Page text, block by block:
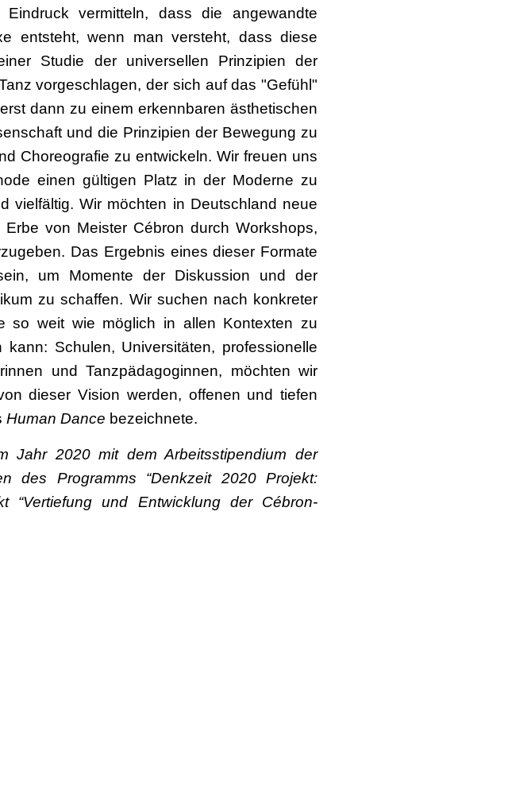
vermitteln, dass die angewandte
entsteht, wenn man versteht, dass diese
Studie der universellen Prinzipien der
vorgeschlagen, der sich auf das "Gefühl"
dann zu einem erkennbaren ästhetischen
und die Prinzipien der Bewegung zu
Choreografie zu entwickeln. Wir freuen uns
einen gültigen Platz in der Moderne zu
vielfältig. Wir möchten in Deutschland neue
von Meister Cébron durch Workshops,
Das Ergebnis eines dieser Formate
um Momente der Diskussion und der
zu schaffen. Wir suchen nach konkreter
so weit wie möglich in allen Kontexten zu
Schulen, Universitäten, professionelle
und Tanzpädagoginnen, möchten wir
dieser Vision werden, offenen und tiefen
Human Dance bezeichnete.
Jahr 2020 mit dem Arbeitsstipendium der
des Programms “Denkzeit 2020 Projekt:
“Vertiefung und Entwicklung der Cébron-